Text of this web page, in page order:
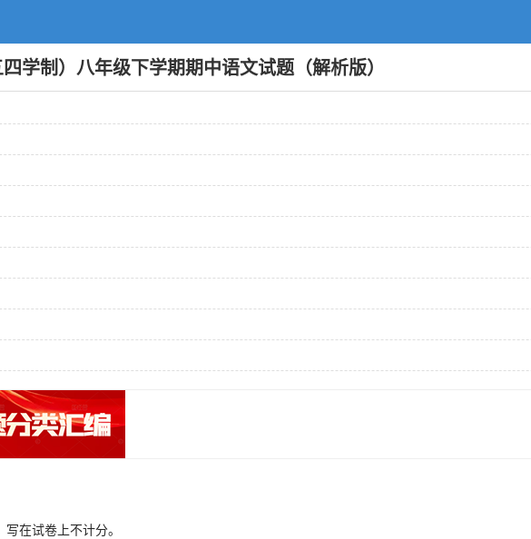
学制）八年级下学期期中语文试题（解析版）
在试卷上不计分。